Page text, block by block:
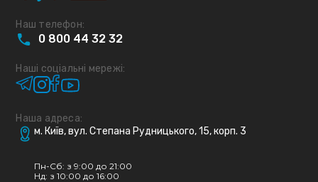
Наш телефон:
0 800 44 32 32
Наші соціальні мережі:
Наша адреса:
м. Київ, вул. Степана Рудницького, 15, корп. 3
Пн-Сб: з 9:00 до 21:00
Нд: з 10:00 до 16:00